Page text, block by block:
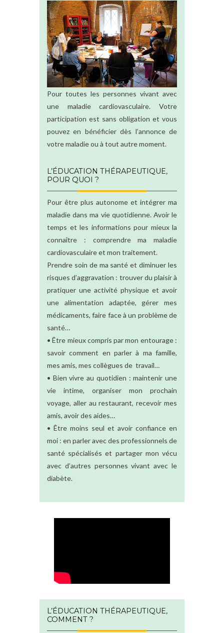
Pour toutes les personnes vivant avec
une maladie cardiovasculaire. Votre
participation est sans obligation et vous
pouvez en bénéficier dès l’annonce de
votre maladie ou à tout autre moment.
L’ÉDUCATION THÉRAPEUTIQUE,
POUR QUOI ?
Pour être plus autonome et intégrer ma
maladie dans ma vie quotidienne. Avoir le
temps et les informations pour mieux la
connaître : comprendre ma maladie
cardiovasculaire et mon traitement.
Prendre soin de ma santé et diminuer les
risques d’aggravation : trouver du plaisir à
pratiquer une activité physique et avoir
une alimentation adaptée, gérer mes
médicaments, faire face à un problème de
santé…
• Être mieux compris par mon entourage :
savoir comment en parler à ma famille,
mes amis, mes collègues de travail…
• Bien vivre au quotidien : maintenir une
vie intime, organiser mon prochain
voyage, aller au restaurant, recevoir mes
amis, avoir des aides…
• Être moins seul et avoir confiance en
moi : en parler avec des professionnels de
santé spécialisés et partager mon vécu
avec d’autres personnes vivant avec le
diabète.
L’ÉDUCATION THÉRAPEUTIQUE,
COMMENT ?